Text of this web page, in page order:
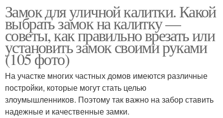
Замок для уличной калитки. Какой
выбрать замок на калитку —
советы, как правильно врезать или
установить замок своими руками
(105 фото)
На участке многих частных домов имеются различные
постройки, которые могут стать целью
злоумышленников. Поэтому так важно на забор ставить
надежные и качественные замки.